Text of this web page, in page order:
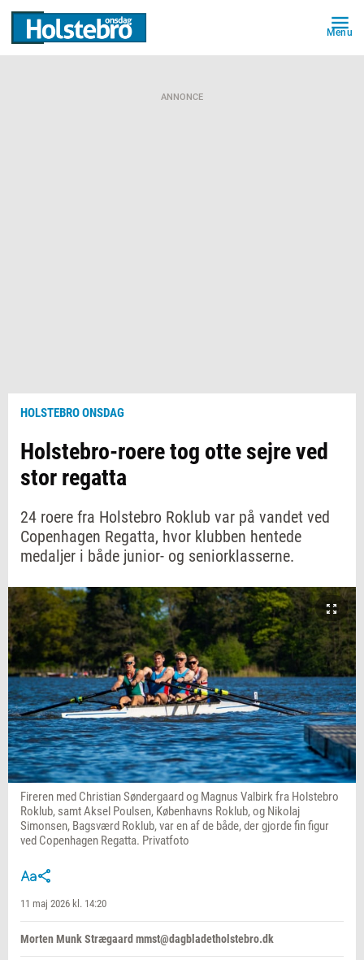
Menu
ANNONCE
HOLSTEBRO ONSDAG
Holstebro-roere tog otte sejre ved
stor regatta
24 roere fra Holstebro Roklub var på vandet ved
Copenhagen Regatta, hvor klubben hentede
medaljer i både junior- og seniorklasserne.
Fireren med Christian Søndergaard og Magnus Valbirk fra Holstebro
Roklub, samt Aksel Poulsen, Københavns Roklub, og Nikolaj
Simonsen, Bagsværd Roklub, var en af de både, der gjorde fin figur
ved Copenhagen Regatta. Privatfoto
11 maj 2026 kl. 14:20
Morten Munk Strægaard mmst@dagbladetholstebro.dk